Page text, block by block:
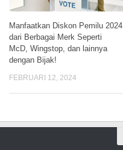
Manfaatkan Diskon Pemilu 2024
dari Berbagai Merk Seperti
McD, Wingstop, dan lainnya
dengan Bijak!
FEBRUARI 12, 2024